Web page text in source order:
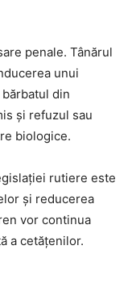
penale. Tânărul
unui
din
și refuzul sau
biologice.
rutiere este
și reducerea
vor continua
a cetățenilor.